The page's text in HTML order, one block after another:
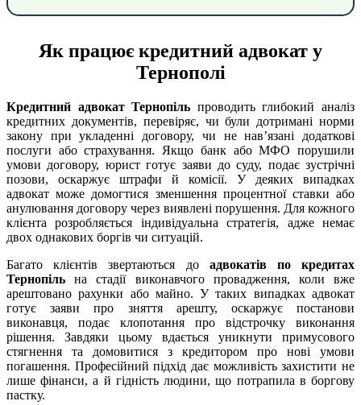
Як працює кредитний адвокат у
Тернополі
Кредитний адвокат Тернопіль проводить глибокий аналіз
кредитних документів, перевіряє, чи були дотримані норми
закону при укладенні договору, чи не нав’язані додаткові
послуги або страхування. Якщо банк або МФО порушили
умови договору, юрист готує заяви до суду, подає зустрічні
позови, оскаржує штрафи й комісії. У деяких випадках
адвокат може домогтися зменшення процентної ставки або
анулювання договору через виявлені порушення. Для кожного
клієнта розробляється індивідуальна стратегія, адже немає
двох однакових боргів чи ситуацій.
Багато клієнтів звертаються до адвокатів по кредитах
Тернопіль на стадії виконавчого провадження, коли вже
арештовано рахунки або майно. У таких випадках адвокат
готує заяви про зняття арешту, оскаржує постанови
виконавця, подає клопотання про відстрочку виконання
рішення. Завдяки цьому вдається уникнути примусового
стягнення та домовитися з кредитором про нові умови
погашення. Професійний підхід дає можливість захистити не
лише фінанси, а й гідність людини, що потрапила в боргову
пастку.